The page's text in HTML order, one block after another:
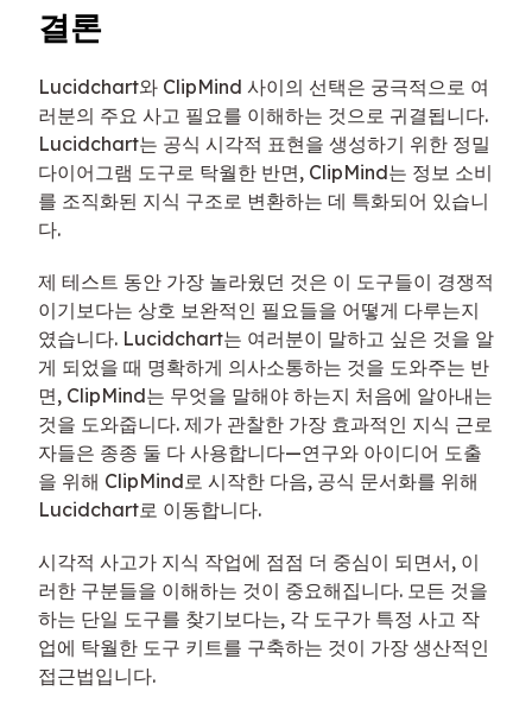
결론
Lucidchart와 ClipMind 사이의 선택은 궁극적으로 여
러분의 주요 사고 필요를 이해하는 것으로 귀결됩니다.
Lucidchart는 공식 시각적 표현을 생성하기 위한 정밀
다이어그램 도구로 탁월한 반면, ClipMind는 정보 소비
를 조직화된 지식 구조로 변환하는 데 특화되어 있습니
다.
제 테스트 동안 가장 놀라웠던 것은 이 도구들이 경쟁적
이기보다는 상호 보완적인 필요들을 어떻게 다루는지
였습니다. Lucidchart는 여러분이 말하고 싶은 것을 알
게 되었을 때 명확하게 의사소통하는 것을 도와주는 반
면, ClipMind는 무엇을 말해야 하는지 처음에 알아내는
것을 도와줍니다. 제가 관찰한 가장 효과적인 지식 근로
자들은 종종 둘 다 사용합니다—연구와 아이디어 도출
을 위해 ClipMind로 시작한 다음, 공식 문서화를 위해
Lucidchart로 이동합니다.
시각적 사고가 지식 작업에 점점 더 중심이 되면서, 이
러한 구분들을 이해하는 것이 중요해집니다. 모든 것을
하는 단일 도구를 찾기보다는, 각 도구가 특정 사고 작
업에 탁월한 도구 키트를 구축하는 것이 가장 생산적인
접근법입니다.